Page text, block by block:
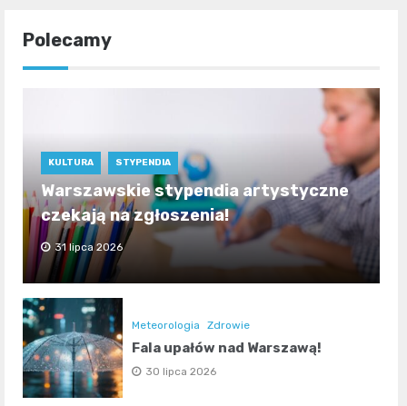
Polecamy
KULTURA STYPENDIA
Warszawskie stypendia artystyczne
czekają na zgłoszenia!
31 lipca 2026
Meteorologia Zdrowie
Fala upałów nad Warszawą!
30 lipca 2026